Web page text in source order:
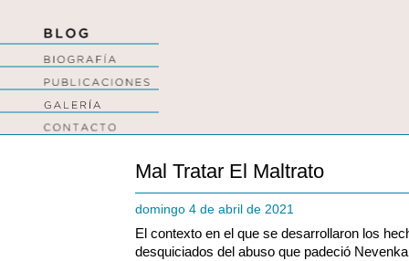
Mal Tratar El Maltrato
domingo 4 de abril de 2021
El contexto en el que se desarrollaron los
desquiciados del abuso que padeció